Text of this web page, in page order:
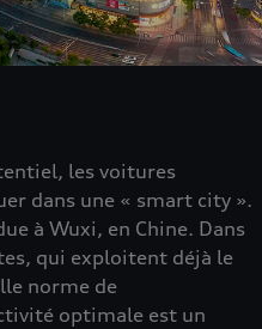
les voitures
dans une « smart city ».
à Wuxi, en Chine. Dans
qui exploitent déjà le
norme de
optimale est un